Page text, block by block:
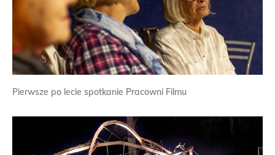
Pierwsze po lecie spotkanie Pracowni Filmu